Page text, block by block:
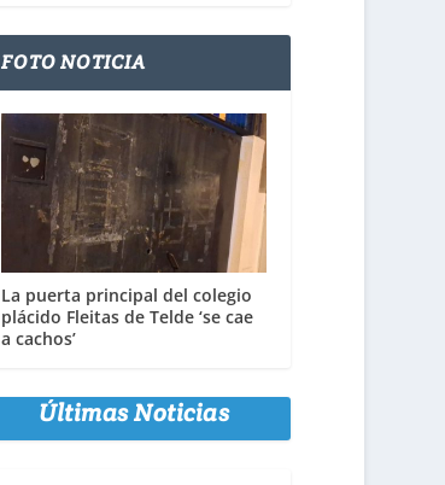
FOTO NOTICIA
La puerta principal del colegio
plácido Fleitas de Telde ‘se cae
a cachos’
Últimas Noticias